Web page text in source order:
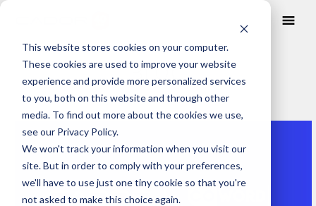
This website stores cookies on your computer.
These cookies are used to improve your website
experience and provide more personalized services
to you, both on this website and through other
media. To find out more about the cookies we use,
see our Privacy Policy.
We won't track your information when you visit our
site. But in order to comply with your preferences,
we'll have to use just one tiny cookie so that you're
not asked to make this choice again.
BLOG
Posts about
medioambiental